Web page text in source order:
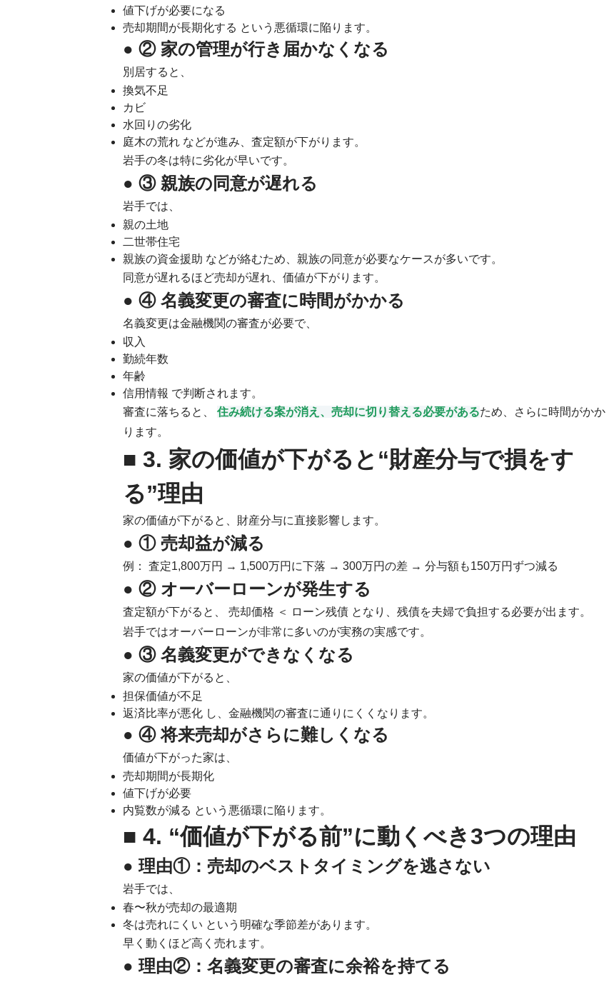
値下げが必要になる
売却期間が長期化する という悪循環に陥ります。
● ② 家の管理が行き届かなくなる
別居すると、
換気不足
カビ
水回りの劣化
庭木の荒れ などが進み、査定額が下がります。
岩手の冬は特に劣化が早いです。
● ③ 親族の同意が遅れる
岩手では、
親の土地
二世帯住宅
親族の資金援助 などが絡むため、親族の同意が必要なケースが多いです。
同意が遅れるほど売却が遅れ、価値が下がります。
● ④ 名義変更の審査に時間がかかる
名義変更は金融機関の審査が必要で、
収入
勤続年数
年齢
信用情報 で判断されます。
審査に落ちると、 住み続ける案が消え、売却に切り替える必要があるため、さらに時間がかか
ります。
■ 3. 家の価値が下がると“財産分与で損をす
る”理由
家の価値が下がると、財産分与に直接影響します。
● ① 売却益が減る
例： 査定1,800万円 → 1,500万円に下落 → 300万円の差 → 分与額も150万円ずつ減る
● ② オーバーローンが発生する
査定額が下がると、 売却価格 ＜ ローン残債 となり、残債を夫婦で負担する必要が出ます。
岩手ではオーバーローンが非常に多いのが実務の実感です。
● ③ 名義変更ができなくなる
家の価値が下がると、
担保価値が不足
返済比率が悪化 し、金融機関の審査に通りにくくなります。
● ④ 将来売却がさらに難しくなる
価値が下がった家は、
売却期間が長期化
値下げが必要
内覧数が減る という悪循環に陥ります。
■ 4. “価値が下がる前”に動くべき3つの理由
● 理由①：売却のベストタイミングを逃さない
岩手では、
春〜秋が売却の最適期
冬は売れにくい という明確な季節差があります。
早く動くほど高く売れます。
● 理由②：名義変更の審査に余裕を持てる